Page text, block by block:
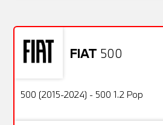
FIAT 500
OFFERTA
Usato
500 (2015-2024) - 500 1.2 Pop